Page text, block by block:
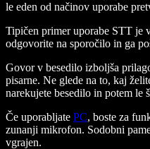
le eden od načinov uporabe
Tipičen primer uporabe STT je
odgovorite na sporočilo in ga
Govor v besedilo izboljša
pisarne. Ne glede na to, kaj
narekujete besedilo in potem le
Če uporabljate PC, boste za
zunanji mikrofon. Sodobni
vgrajen.